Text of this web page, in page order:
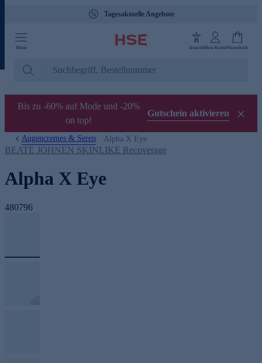
Tagesaktuelle Angebote
Menü AnsichtMein KontoWarenkorb
Bis zu -60% auf Mode und -20%
on top!
Gutschein aktivieren
Augencremes & Seren Alpha X Eye
BEATE JOHNEN SKINLIKE Recoverage
Alpha X Eye
480796